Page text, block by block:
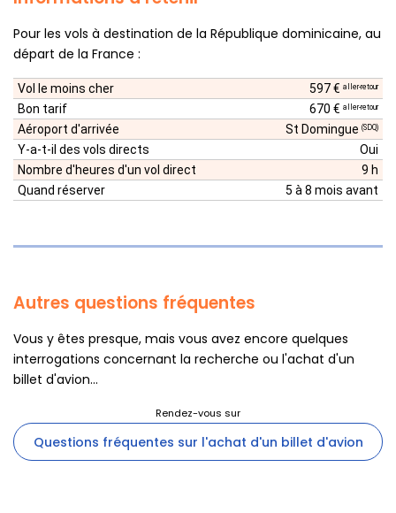
Pour les vols à destination de la République dominicaine, au
départ de la France :
Vol le moins cher 597 € aller-retour
Bon tarif 670 € aller-retour
Aéroport d'arrivée St Domingue (SDQ)
Y-a-t-il des vols directs
Oui
Nombre d'heures d'un vol direct
9 h
Quand réserver
5 à 8 mois avant
Autres questions fréquentes
Vous y êtes presque, mais vous avez encore quelques
interrogations concernant la recherche ou l'achat d'un
billet d'avion...
Questions fréquentes sur l'achat d'un billet d'avion